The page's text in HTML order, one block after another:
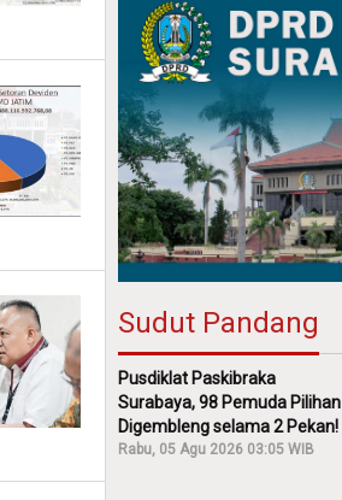
Sudut Pandang
Pusdiklat Paskibraka
Surabaya, 98 Pemuda Pilihan
Digembleng selama 2 Pekan!
Rabu, 05 Agu 2026 03:05 WIB